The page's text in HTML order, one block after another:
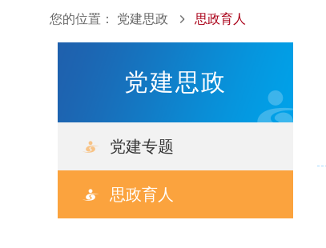
您的位置： 党建思政 思政育人
党建思政
党建专题
党建动态
思政育人